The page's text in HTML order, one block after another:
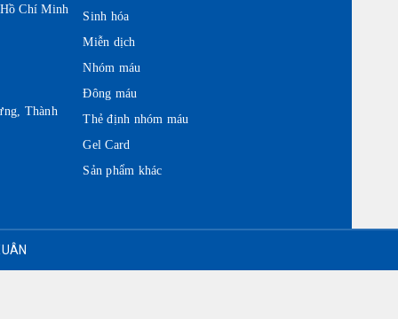
Chí Minh
Thành
Sinh hóa
Miễn dịch
Nhóm máu
Đông máu
Thẻ định nhóm máu
Gel Card
Sản phẩm khác